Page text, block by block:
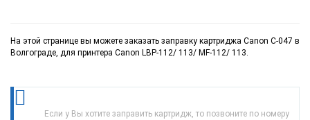
На этой странице вы можете заказать заправку картриджа Canon C-047 в
Волгограде, для принтера Canon LBP-112/ 113/ MF-112/ 113.
Если у Вы хотите заправить картридж, то позвоните по номеру